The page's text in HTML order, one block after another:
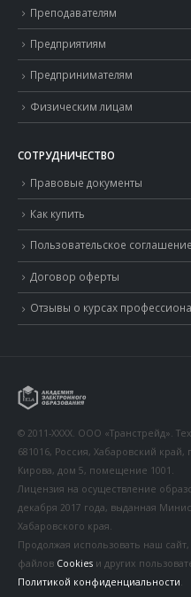
Преподавателям
Предприятиям
Предпринимателям
Физическим лицам
СОТРУДНИЧЕСТВО
Правовые документы
Как купить
Пользовательское соглашение
Договор оферты
Отзывы о курсах
© 2011-XXXX. ООО «Транстрейд».
681016, Россия, Хабаровский
Кирова, дом 5, помещение 1001.
Лицензия на осуществление
декабря 2017 года, выданная
Хабаровского края.
Продолжая использовать наш
файлов Cookies и других
Политикой конфиденциальности